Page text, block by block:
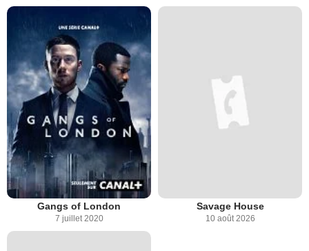
Gangs of London
7 juillet 2020
Savage House
10 août 2026